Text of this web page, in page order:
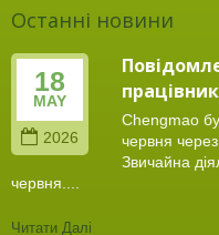
Останні новини
18
MAY
2026
Chengmao
червня через
Звичайна
червня....
Читати Далі